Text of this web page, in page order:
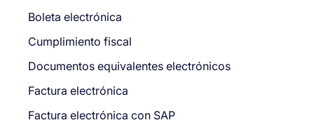
Boleta electrónica
Cumplimiento fiscal
Documentos equivalentes electrónicos
Factura electrónica
Factura electrónica con SAP